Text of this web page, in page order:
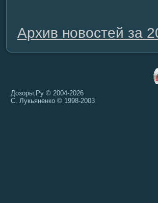
Архив новостей за
Дозоры.Ру © 2004-2026
С. Лукьяненко © 1998-2003